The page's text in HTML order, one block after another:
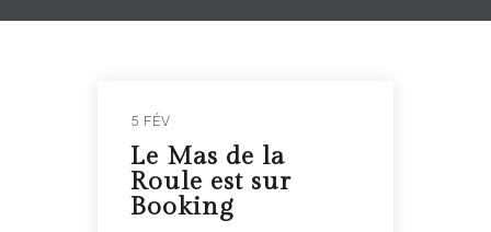
5 FÉV
Le Mas de la
Roule est sur
Booking